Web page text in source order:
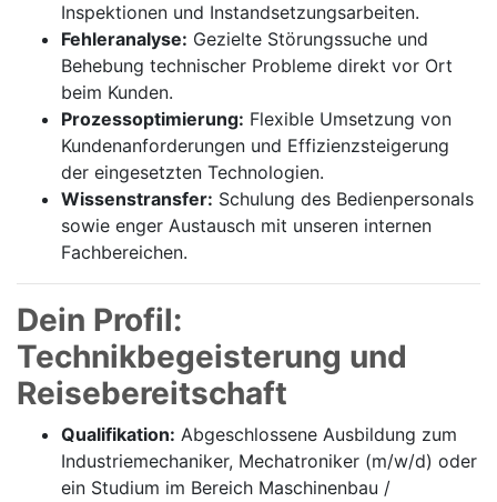
Inspektionen und Instandsetzungsarbeiten.
Fehleranalyse: Gezielte Störungssuche und
Behebung technischer Probleme direkt vor Ort
beim Kunden.
Prozessoptimierung: Flexible Umsetzung von
Kundenanforderungen und Effizienzsteigerung
der eingesetzten Technologien.
Wissenstransfer: Schulung des Bedienpersonals
sowie enger Austausch mit unseren internen
Fachbereichen.
Dein Profil:
Technikbegeisterung und
Reisebereitschaft
Qualifikation: Abgeschlossene Ausbildung zum
Industriemechaniker, Mechatroniker (m/w/d) oder
ein Studium im Bereich Maschinenbau /